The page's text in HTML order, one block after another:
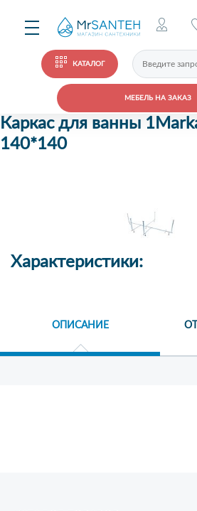
КАТАЛОГ
МЕБЕЛЬ НА ЗАКАЗ
Каркас для ванны
140*140
Характеристики:
ОПИСАНИЕ